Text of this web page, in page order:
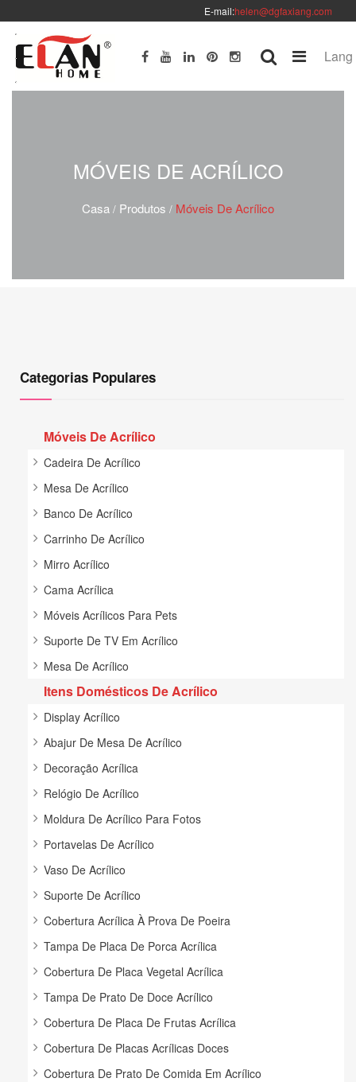
E-mail:helen@dgfaxiang.com
Lang
MÓVEIS DE ACRÍLICO
Casa / Produtos / Móveis De Acrílico
Categorias Populares
Móveis De Acrílico
Cadeira De Acrílico
Mesa De Acrílico
Banco De Acrílico
Carrinho De Acrílico
Mirro Acrílico
Cama Acrílica
Móveis Acrílicos Para Pets
Suporte De TV Em Acrílico
Mesa De Acrílico
Itens Domésticos De Acrílico
Display Acrílico
Abajur De Mesa De Acrílico
Decoração Acrílica
Relógio De Acrílico
Moldura De Acrílico Para Fotos
Portavelas De Acrílico
Vaso De Acrílico
Suporte De Acrílico
Cobertura Acrílica À Prova De Poeira
Tampa De Placa De Porca Acrílica
Cobertura De Placa Vegetal Acrílica
Tampa De Prato De Doce Acrílico
Cobertura De Placa De Frutas Acrílica
Cobertura De Placas Acrílicas Doces
Cobertura De Prato De Comida Em Acrílico